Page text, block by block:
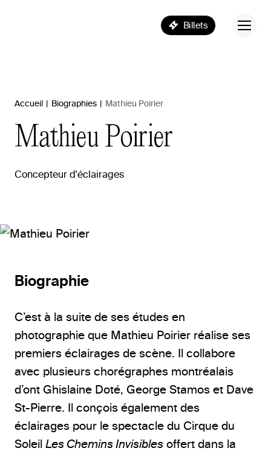
Billets
Accueil | Biographies | Mathieu Poirier
Mathieu Poirier
Concepteur d'éclairages
Biographie
C’est à la suite de ses études en
photographie que Mathieu Poirier réalise ses
premiers éclairages de scène. Il collabore
avec plusieurs chorégraphes montréalais
d’ont Ghislaine Doté, George Stamos et Dave
St-Pierre. Il conçois également des
éclairages pour le spectacle du Cirque du
Soleil Les Chemins Invisibles offert dans la